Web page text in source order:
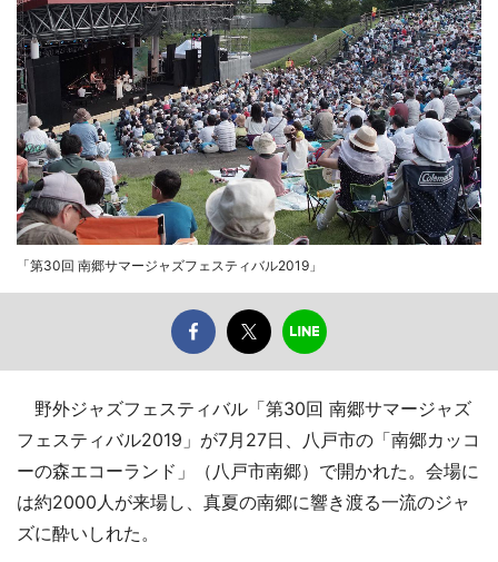
「第30回 南郷サマージャズフェスティバル2019」
野外ジャズフェスティバル「第30回 南郷サマージャズ
フェスティバル2019」が7月27日、八戸市の「南郷カッコ
ーの森エコーランド」（八戸市南郷）で開かれた。会場に
は約2000人が来場し、真夏の南郷に響き渡る一流のジャ
ズに酔いしれた。